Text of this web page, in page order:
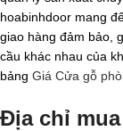
hoabinhdoor mang
giao hàng đảm bảo,
cầu khác nhau của
bảng Giá Cửa gỗ
Địa chỉ